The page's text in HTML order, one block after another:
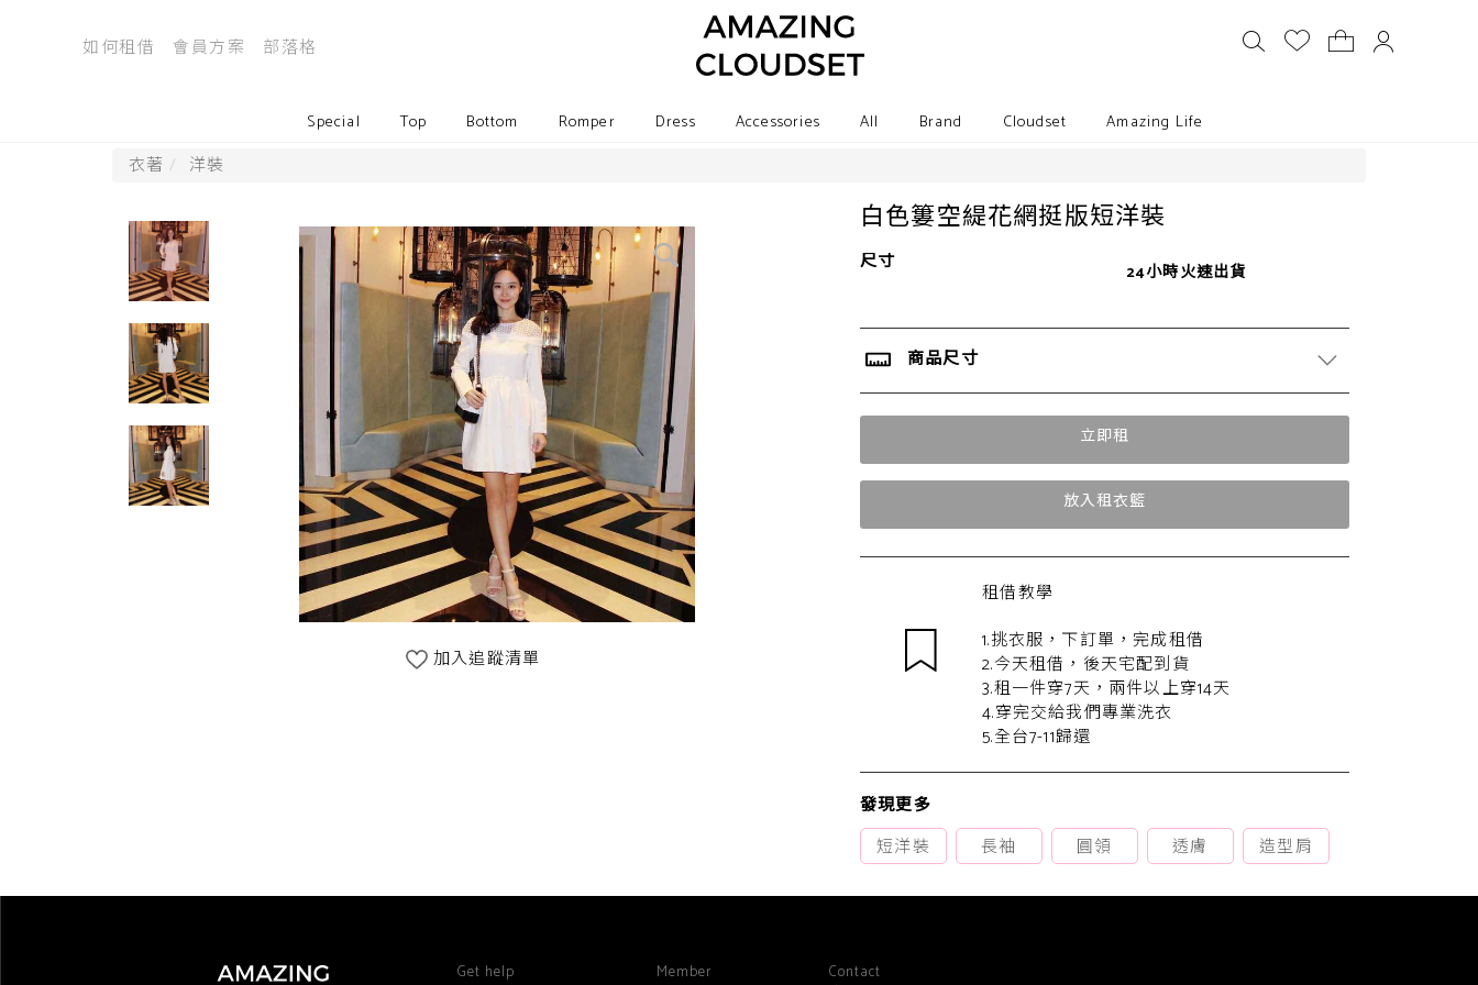
如何租借 會員方案 部落格
Special Top Bottom Romper Dress Accessories All Brand Cloudset Amazing Life
衣著 洋裝
加入追蹤清單
白色簍空緹花網挺版短洋裝
尺寸 24小時火速出貨
商品尺寸
立即租
放入租衣籃
租借教學
1.挑衣服，下訂單，完成租借
2.今天租借，後天宅配到貨
3.租一件穿7天，兩件以上穿14天
4.穿完交給我們專業洗衣
5.全台7-11歸還
發現更多
短洋裝
長袖 圓領 透膚 造型肩
Get help Member Contact